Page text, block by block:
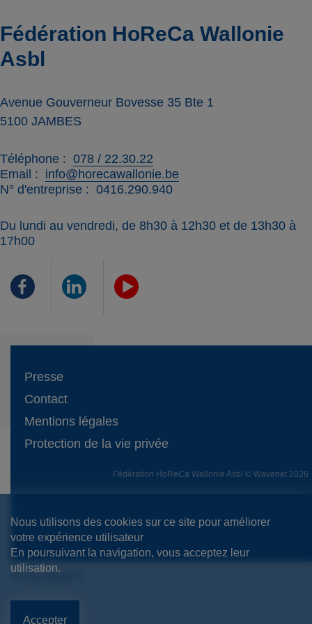
Nous utilisons des cookies sur ce site pour améliorer
votre expérience utilisateur
En poursuivant la navigation, vous acceptez leur
utilisation.
Accepter
Fédération HoReCa Wallonie
Asbl
Avenue Gouverneur Bovesse 35 Bte 1
5100 JAMBES
Téléphone
078 / 22.30.22
Email
info@horecawallonie.be
N° d'entreprise
0416.290.940
Du lundi au vendredi, de 8h30 à 12h30 et de 13h30 à
17h00
Presse
Contact
Mentions légales
Protection de la vie privée
Fédération HoReCa Wallonie Asbl © Wavenet 2026